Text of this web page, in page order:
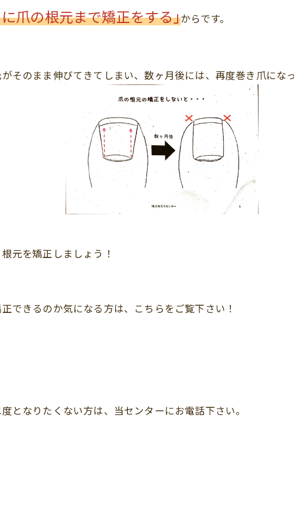
爪の根元まで矯正をする｣からです。
そのまま伸びてきてしまい、数ヶ月後には、再度巻き爪にな
元を矯正しましょう！
できるのか気になる方は、こちらをご覧下さい！
となりたくない方は、当センターにお電話下さい。